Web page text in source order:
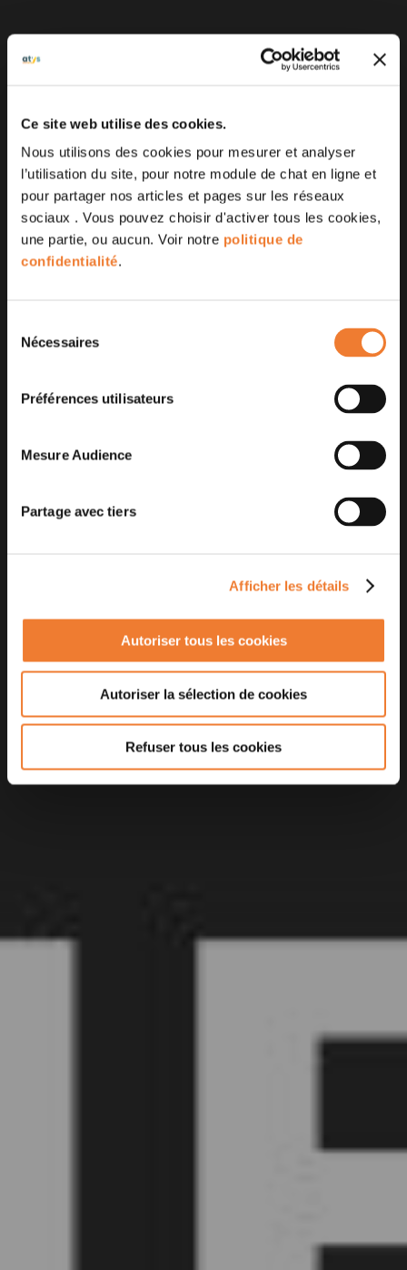
Ce site web utilise des cookies.
Nous utilisons des cookies pour mesurer et analyser
l’utilisation du site, pour notre module de chat en ligne et
pour partager nos articles et pages sur les réseaux
sociaux . Vous pouvez choisir d'activer tous les cookies,
une partie, ou aucun. Voir notre politique de
confidentialité.
Nécessaires
Préférences utilisateurs
Mesure Audience
Partage avec tiers
Afficher les détails
Autoriser tous les cookies
Autoriser la sélection de cookies
Refuser tous les cookies